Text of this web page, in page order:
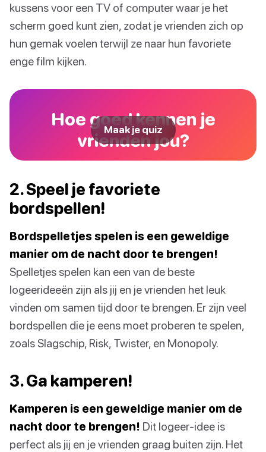
kussens voor een TV of computer waar je het
scherm goed kunt zien, zodat je vrienden zich op
hun gemak voelen terwijl ze naar hun favoriete
enge film kijken.
Hoe goed kennen je
vrienden jou?
Maak je quiz
2. Speel je favoriete
bordspellen!
Bordspelletjes spelen is een geweldige
manier om de nacht door te brengen!
Spelletjes spelen kan een van de beste
logeerideeën zijn als jij en je vrienden het leuk
vinden om samen tijd door te brengen. Er zijn veel
bordspellen die je eens moet proberen te spelen,
zoals Slagschip, Risk, Twister, en Monopoly.
3. Ga kamperen!
Kamperen is een geweldige manier om de
nacht door te brengen! Dit logeer-idee is
perfect als jij en je vrienden graag buiten zijn. Het